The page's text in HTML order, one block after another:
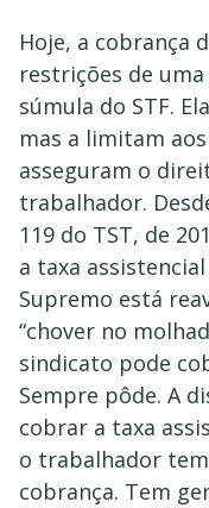
Hoje, a cobrança
restrições de
súmula do STF.
mas a limitam
asseguram o
trabalhador.
119 do TST, de
a taxa
Supremo está
“chover no
sindicato pode
Sempre pôde. A
cobrar a taxa
o trabalhador
cobrança. Tem